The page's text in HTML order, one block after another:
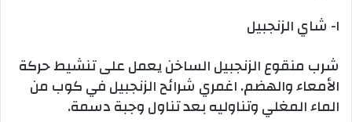
١- شاي الزنجبيل
شرب منقوع الزنجبيل الساخن يعمل على تنشيط حركة
الأمعاء والهضم. اغمري شرائح الزنجبيل في كوب من
الماء المغلي وتناوليه بعد تناول وجبة دسمة.